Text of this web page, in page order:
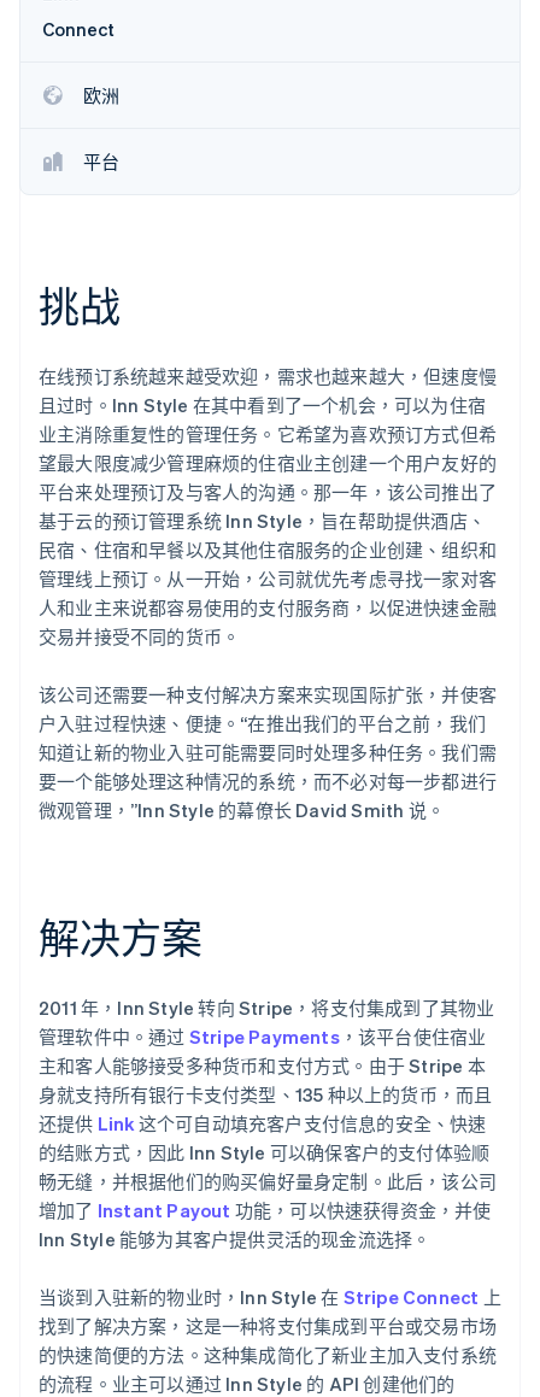
初创企业注册
碳移除
Connect
欧洲
平台
挑战
在线预订系统越来越受欢迎，需求也越来越大，但速度慢
且过时。Inn Style 在其中看到了一个机会，可以为住宿
业主消除重复性的管理任务。它希望为喜欢预订方式但希
望最大限度减少管理麻烦的住宿业主创建一个用户友好的
平台来处理预订及与客人的沟通。那一年，该公司推出了
基于云的预订管理系统 Inn Style，旨在帮助提供酒店、
民宿、住宿和早餐以及其他住宿服务的企业创建、组织和
管理线上预订。从一开始，公司就优先考虑寻找一家对客
人和业主来说都容易使用的支付服务商，以促进快速金融
交易并接受不同的货币。
该公司还需要一种支付解决方案来实现国际扩张，并使客
户入驻过程快速、便捷。“在推出我们的平台之前，我们
知道让新的物业入驻可能需要同时处理多种任务。我们需
要一个能够处理这种情况的系统，而不必对每一步都进行
微观管理，”Inn Style 的幕僚长 David Smith 说。
解决方案
2011 年，Inn Style 转向 Stripe，将支付集成到了其物业
管理软件中。通过 Stripe Payments，该平台使住宿业
主和客人能够接受多种货币和支付方式。由于 Stripe 本
身就支持所有银行卡支付类型、135 种以上的货币，而且
还提供 Link 这个可自动填充客户支付信息的安全、快速
的结账方式，因此 Inn Style 可以确保客户的支付体验顺
畅无缝，并根据他们的购买偏好量身定制。此后，该公司
增加了 Instant Payout 功能，可以快速获得资金，并使
Inn Style 能够为其客户提供灵活的现金流选择。
当谈到入驻新的物业时，Inn Style 在 Stripe Connect 上
找到了解决方案，这是一种将支付集成到平台或交易市场
的快速简便的方法。这种集成简化了新业主加入支付系统
的流程。业主可以通过 Inn Style 的 API 创建他们的